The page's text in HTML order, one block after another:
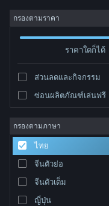
เข้าสู่ระบบ
ชุมชน
เกี่ยวกับ
ฝ่ายสนับสนุน
เปลี่ยนภาษา
กรองตามราคา
ราคาใดก็ได้
ส่วนลดและกิจกรรม
ซ่อนผลิตภัณฑ์เล่นฟรี
กรองตามภาษา
ไทย
จีนตัวย่อ
จีนตัวเต็ม
ญี่ปุ่น
ผู้พัฒนา: Vector VR, LLC
จัดเรียงตาม